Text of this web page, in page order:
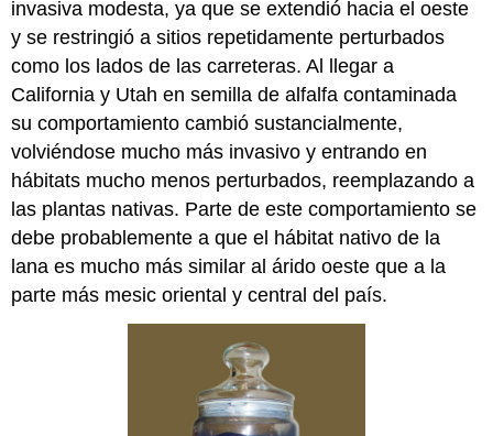
invasiva modesta, ya que se extendió hacia el oeste
y se restringió a sitios repetidamente perturbados
como los lados de las carreteras. Al llegar a
California y Utah en semilla de alfalfa contaminada
su comportamiento cambió sustancialmente,
volviéndose mucho más invasivo y entrando en
hábitats mucho menos perturbados, reemplazando a
las plantas nativas. Parte de este comportamiento se
debe probablemente a que el hábitat nativo de la
lana es mucho más similar al árido oeste que a la
parte más mesic oriental y central del país.